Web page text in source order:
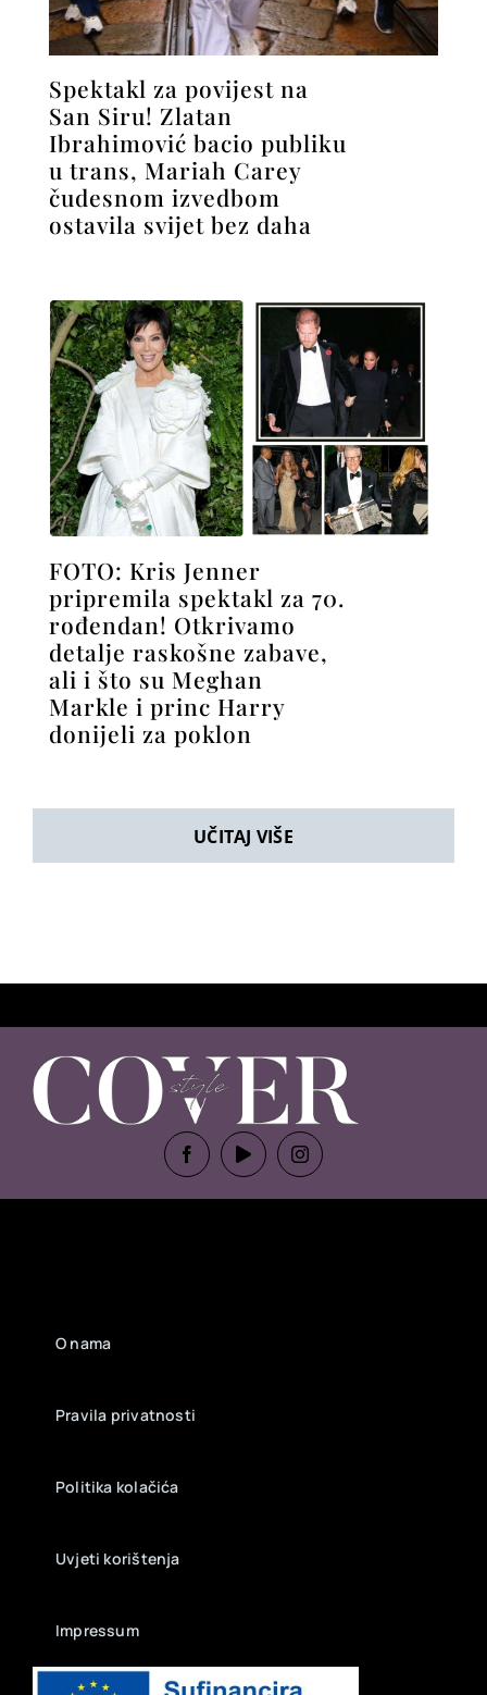
Spektakl za povijest na
San Siru! Zlatan
Ibrahimović bacio publiku
u trans, Mariah Carey
čudesnom izvedbom
ostavila svijet bez daha
FOTO: Kris Jenner
pripremila spektakl za 70.
rođendan! Otkrivamo
detalje raskošne zabave,
ali i što su Meghan
Markle i princ Harry
donijeli za poklon
UČITAJ VIŠE
O nama
Pravila privatnosti
Politika kolačića
Uvjeti korištenja
Impressum